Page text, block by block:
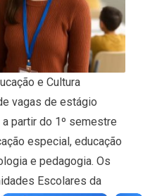
e Cultura
vagas de estágio
partir do 1º semestre
especial, educação
e pedagogia. Os
Escolares da